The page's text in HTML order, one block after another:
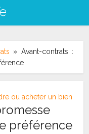
» Avant-contrats :
ou acheter un bien
préférence